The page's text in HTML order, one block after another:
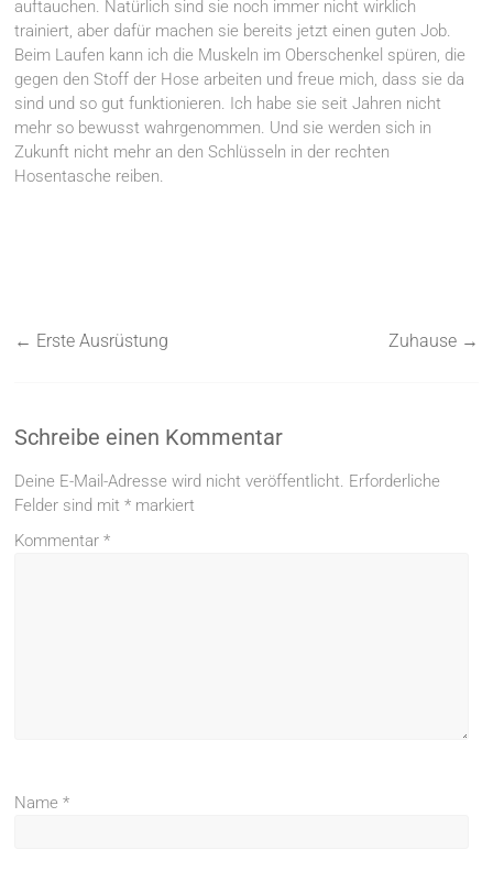
auftauchen. Natürlich sind sie noch immer nicht wirklich
trainiert, aber dafür machen sie bereits jetzt einen guten Job.
Beim Laufen kann ich die Muskeln im Oberschenkel spüren, die
gegen den Stoff der Hose arbeiten und freue mich, dass sie da
sind und so gut funktionieren. Ich habe sie seit Jahren nicht
mehr so bewusst wahrgenommen. Und sie werden sich in
Zukunft nicht mehr an den Schlüsseln in der rechten
Hosentasche reiben.
← Erste Ausrüstung Zuhause →
Schreibe einen Kommentar
Deine E-Mail-Adresse wird nicht veröffentlicht. Erforderliche
Felder sind mit* markiert
Kommentar*
Name*